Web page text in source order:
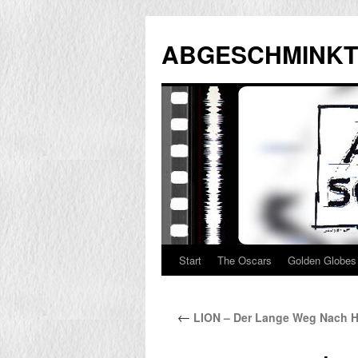
springen
ABGESCHMINKT
Start The Oscars Golden Globes
← LION – Der Lange Weg Nach